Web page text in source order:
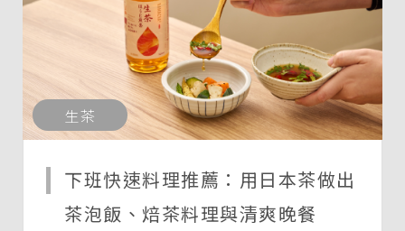
生茶
下班快速料理推薦：用日本茶做出
茶泡飯、焙茶料理與清爽晚餐